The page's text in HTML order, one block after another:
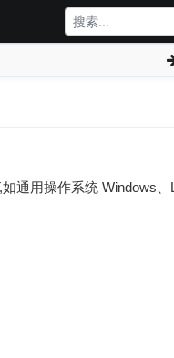
通用操作系统 Windows、